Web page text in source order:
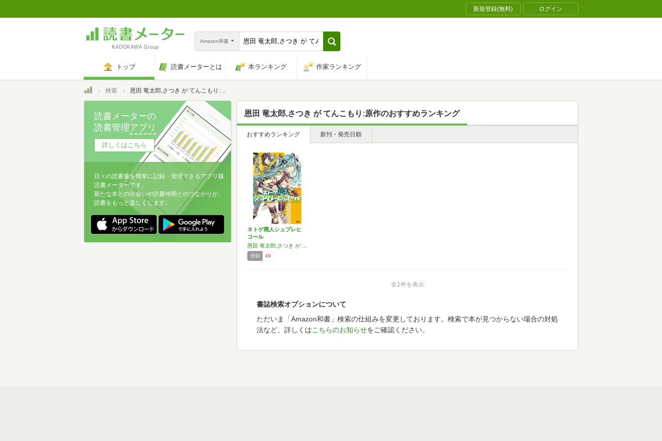
新規登録(無料) ログイン
Amazon和書
トップ 読書メーターとは 本ランキング 作家ランキング
トップ検索 恩田 竜太郎,さつき が てんこもり:原作
恩田 竜太郎,さつき が てんこもり:原作のおすすめランキング
おすすめランキング 新刊・発売日順
ネトゲ廃人シュプレヒ
コール
登録 49
全1件を表示
書誌検索オプションについて
ただいま「Amazon和書」検索の仕組みを変更しております。検索で本が見つからない場合の対処
法など、詳しくはこちらのお知らせをご確認ください。
読書メーターの
読書管理アプリ
詳しくはこちら
日々の読書量を簡単に記録・管理できるアプリ版
読書メーターです。
新たな本との出会いや読書仲間とのつながりが、
読書をもっと楽しくします。